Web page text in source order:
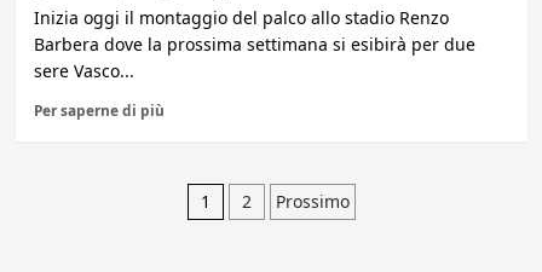
Inizia oggi il montaggio del palco allo stadio Renzo
Barbera dove la prossima settimana si esibirà per due
sere Vasco...
Per saperne di più
Paginazione
1 2 Prossimo